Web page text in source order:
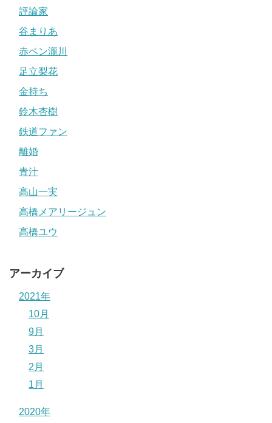
評論家
谷まりあ
赤ペン瀧川
足立梨花
金持ち
鈴木杏樹
鉄道ファン
離婚
青汁
高山一実
高橋メアリージュン
高橋ユウ
アーカイブ
2021年
10月
9月
3月
2月
1月
2020年